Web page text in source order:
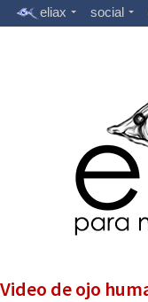
eliax social
Video de ojo